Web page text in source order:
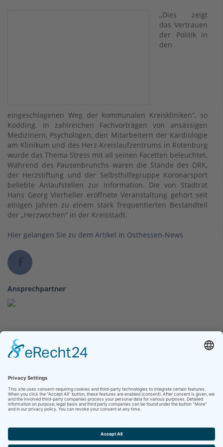
„Dies zeigt
das Vertrauen
der Politik in
den
eingeschlagenen Weg der kommunalen Kreiskliniken“, so
Ködding. In zahlreichen Fachvorträgen von ansässigen
Medizinern, Psychologen, den Mitarbeitern der Kardiologie
am Klinikum und des Herz-Kreislaufzentrums in Rotenburg
wurde das Thema Stress mit all seinen Facetten beleuchtet.
Während des Pausenbrunchs waren die Stände des DRK,
der Herzstiftung und der Selbsthilfegruppe Koronarsport
beliebte Anlaufstellen zur Information. Die von Stadtrat
Hans Georg Vierheller eröffnete Veranstaltung gehört seit
einigen Jahren zu einem stark frequentierten Bestandteil
der „Herzwochen“ in der Kreisstadt.
Hier gelangen Sie zu dem Artikel in Osthessen-News
Ansprechpartner
Visitenkarte & Kontakt
Kontakt
Klinikum Bad Hersfeld GmbH
Seilerweg 29
36251 Bad Hersfeld
Telefax +49 (6621) 88-1033
Kontakt